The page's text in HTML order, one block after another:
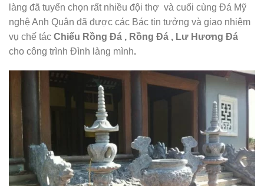
làng đã tuyển chọn rất nhiều đội thợ và cuối cùng Đá Mỹ
nghệ Anh Quân đã được các Bác tin tưởng và giao nhiệm
vụ chế tác Chiếu Rồng Đá , Rồng Đá , Lư Hương Đá
cho công trình Đình làng mình.